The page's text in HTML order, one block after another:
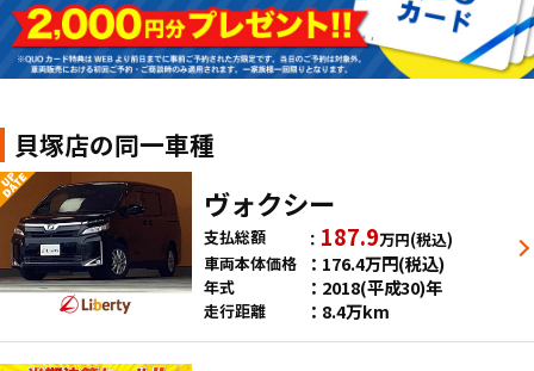
貝塚店の同一車種
ヴォクシー
支払総額 187.9万円(税込)
車両本体価格
176.4万円(税込)
年式 2018(平成30)年
走行距離 8.4万km